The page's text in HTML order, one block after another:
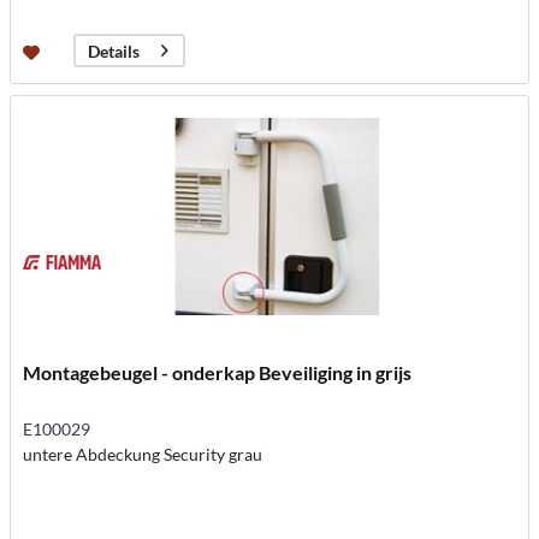
Details
Montagebeugel - onderkap Beveiliging in grijs
E100029
untere Abdeckung Security grau